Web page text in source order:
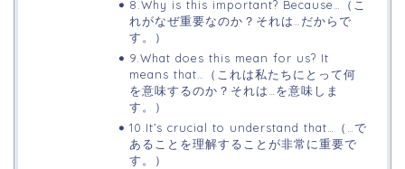
8.Why is this important? Because…（こ
れがなぜ重要なのか？それは…だからで
す。）
9.What does this mean for us? It
means that…（これは私たちにとって何
を意味するのか？それは…を意味しま
す。）
10.It’s crucial to understand that…（…で
あることを理解することが非常に重要で
す。）